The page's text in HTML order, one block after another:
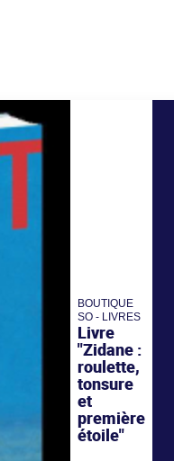
BOUTIQUE
SO - LIVRES
Livre
"Zidane :
roulette,
tonsure
et
première
étoile"